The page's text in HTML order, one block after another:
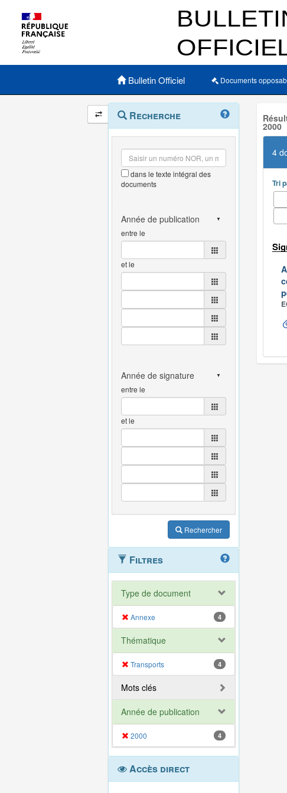
Menu principal
Bulletin Officiel Documents
Navigation
et
outils
annexes
Menu
contextuel
Recherche
dans le texte intégral des
documents
entre le
et le
entre le
et le
Rechercher
Filtres
Type de document
Annexe 4
Thématique
Transports 4
Mots clés
Année de publication
2000 4
Accès direct
2000
4
Tri